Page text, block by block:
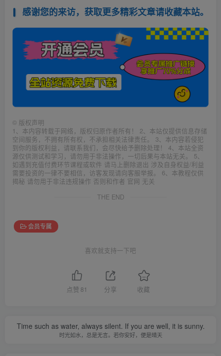
感谢您的来访，获取更多精彩文章请收藏本站。
© 版权声明
1、本内容转载于网络，版权归原作者所有！ 2、本站仅提供信息存储
空间服务，不拥有所有权，不承担相关法律责任。 3、本内容若侵犯
到你的版权利益，请联系我们，会尽快给予删除处理！ 4、本站全资
源仅供测试和学习，请勿用于非法操作，一切后果与本站无关。 5、
如遇到充值付费环节课程或软件 请马上删除退出 涉及自身权益/利益
需要投资的一律不要相信，访客发现请向客服举报。 6、本教程仅供
揭秘 请勿用于非法违规操作 否则和作者 官网 无关
THE END
会员专属
喜欢就支持一下吧
点赞 81 分享 收藏
Time such as water, always silent. If you are well, it is sunny.
时光如水，总是无言。若你安好，便是晴天